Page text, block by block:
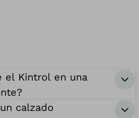
el Kintrol en una
calzado